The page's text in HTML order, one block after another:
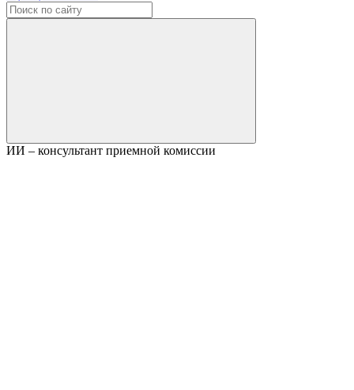
ИИ – консультант приемной комиссии